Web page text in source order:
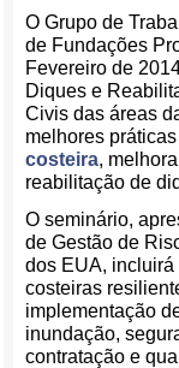
O Grupo de
de Fundações
Fevereiro de
Diques e
Civis das áreas
melhores
costeira,
reabilitação de
O seminário,
de Gestão de
dos EUA, incluirá
costeiras
implementação
inundação,
contratação e